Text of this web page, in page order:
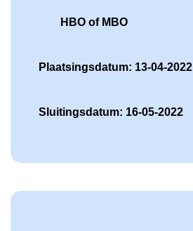
HBO of MBO
Plaatsingsdatum: 13-04-2022
Sluitingsdatum: 16-05-2022